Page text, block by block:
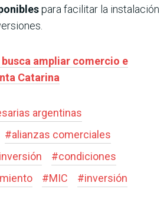
para facilitar la instalación
busca ampliar comercio e
Catarina
argentinas
#alianzas comerciales
#condiciones
#MIC #inversión